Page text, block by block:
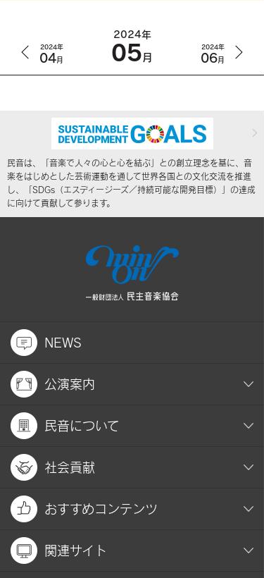
2024年
04月
2024年
05月
2024年
06月
民音は、「音楽で人々の心と心を結ぶ」との創立理念を基に、音
楽をはじめとした芸術運動を通して世界各国との文化交流を推進
し、「SDGs（エスディージーズ／持続可能な開発目標）」の達成
に向けて貢献して参ります。
NEWS
公演案内
民音について
社会貢献
おすすめコンテンツ
関連サイト